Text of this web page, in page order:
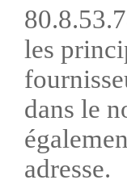
les
dans le
adresse.